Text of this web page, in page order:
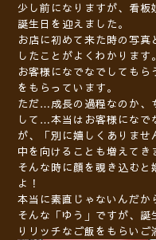
少し前になりますが、看
誕生日を迎えました。
お店に初めて来た時の写
したことがよくわかります。
お客様になでなでしても
をもらっています。
ただ…成長の過程なのか、
して…本当はお客様になで
が、「別に嬉しくありま
中を向けることも増えて
そんな時に顔を覗き込む
よ！
本当に素直じゃないんだ
そんな「ゆう」ですが、
りリッチなご飯をもらいご